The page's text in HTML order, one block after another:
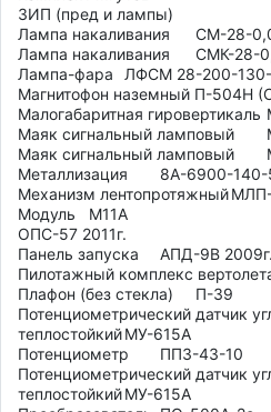
ЗИП (пред и лампы)
Лампа накаливания	СМ-28-0,05
Лампа накаливания	СМК-28-0,05-1
Лампа-фара	ЛФСМ 28-200-130-1
Магнитофон наземный П-504Н
Малогабаритная гировертикаль	МГВ-1СУ8 сер. 01
Маяк сигнальный ламповый	МСЛ-3 сер. 2 СНЭ=0
Маяк сигнальный ламповый	МСЛ-3 СНЭ=0
Металлизация	8А-6900-140-5
Механизм лентопротяжный	МЛП-23-1
Модуль	М11А
ОПС-57 2011г.
Панель запуска	АПД-9В 2009г.
Пилотажный комплекс
Плафон (без стекла)	П-39
Потенциометрический датчик
теплостойкий	МУ-615А
Потенциометр	ППЗ-43-10
Потенциометрический датчик
теплостойкий	МУ-615А